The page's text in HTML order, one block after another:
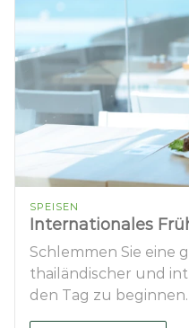
SPEISEN
Internationales
Schlemmen Sie eine
thailändischer und
den Tag zu beginnen.